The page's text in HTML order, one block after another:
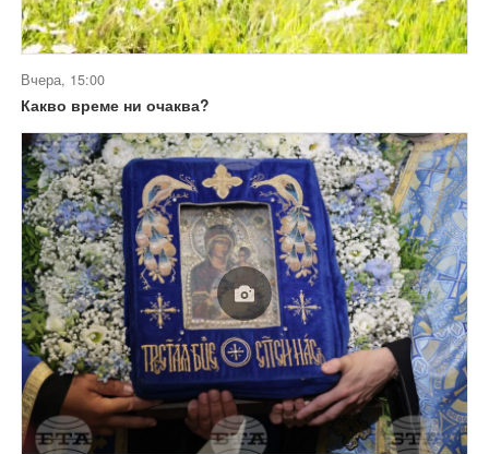
Вчера, 15:00
Какво време ни очаква?